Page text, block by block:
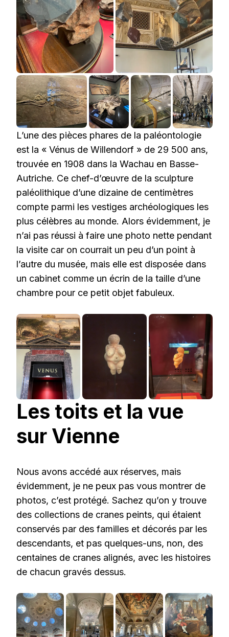
L’une des pièces phares de la paléontologie
est la « Vénus de Willendorf » de 29 500 ans,
trouvée en 1908 dans la Wachau en Basse-
Autriche. Ce chef-d’œuvre de la sculpture
paléolithique d’une dizaine de centimètres
compte parmi les vestiges archéologiques les
plus célèbres au monde. Alors évidemment, je
n’ai pas réussi à faire une photo nette pendant
la visite car on courrait un peu d’un point à
l’autre du musée, mais elle est disposée dans
un cabinet comme un écrin de la taille d’une
chambre pour ce petit objet fabuleux.
Les toits et la vue
sur Vienne
Nous avons accédé aux réserves, mais
évidemment, je ne peux pas vous montrer de
photos, c’est protégé. Sachez qu’on y trouve
des collections de cranes peints, qui étaient
conservés par des familles et décorés par les
descendants, et pas quelques-uns, non, des
centaines de cranes alignés, avec les histoires
de chacun gravés dessus.